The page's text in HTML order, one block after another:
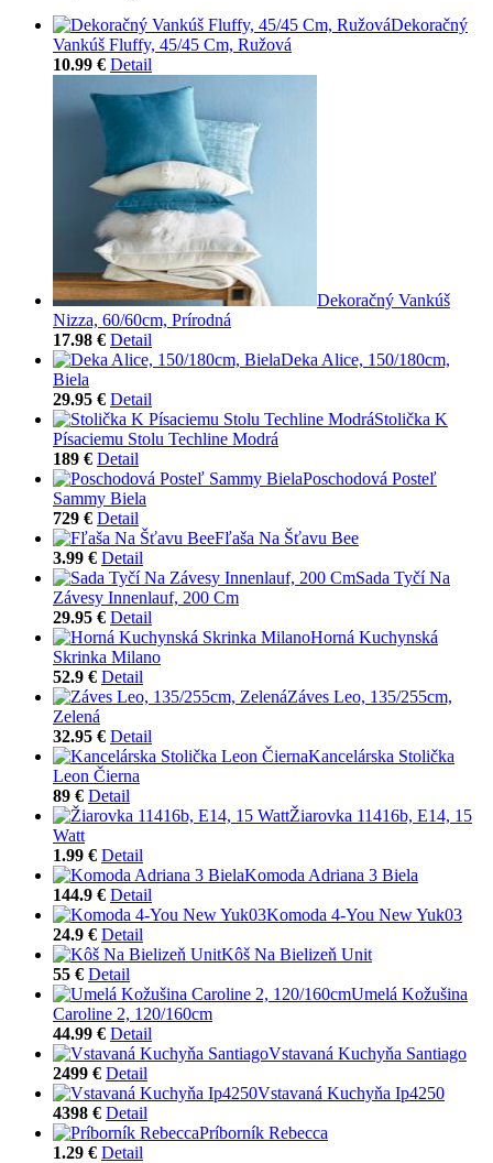
Dekoračný
Vankúš Fluffy, 45/45 Cm, Ružová
10.99 € Detail
Dekoračný Vankúš
Nizza, 60/60cm, Prírodná
17.98 € Detail
Deka Alice, 150/180cm,
Biela
29.95 € Detail
Stolička K
Písaciemu Stolu Techline Modrá
189 € Detail
Poschodová Posteľ
Sammy Biela
729 € Detail
Fľaša Na Šťavu Bee
3.99 € Detail
Sada Tyčí Na
Závesy Innenlauf, 200 Cm
29.95 € Detail
Horná Kuchynská
Skrinka Milano
52.9 € Detail
Záves Leo, 135/255cm,
Zelená
32.95 € Detail
Kancelárska Stolička
Leon Čierna
89 € Detail
Žiarovka 11416b, E14, 15
Watt
1.99 € Detail
Komoda Adriana 3 Biela
144.9 € Detail
Komoda 4-You New Yuk03
24.9 € Detail
Kôš Na Bielizeň Unit
55 € Detail
Umelá Kožušina
Caroline 2, 120/160cm
44.99 € Detail
Vstavaná Kuchyňa Santiago
2499 € Detail
Vstavaná Kuchyňa Ip4250
4398 € Detail
Príborník Rebecca
1.29 € Detail